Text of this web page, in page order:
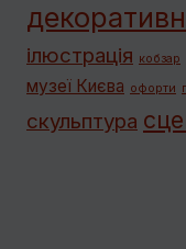
ілюстрація кобзар
музеї Києва офорти
скульптура